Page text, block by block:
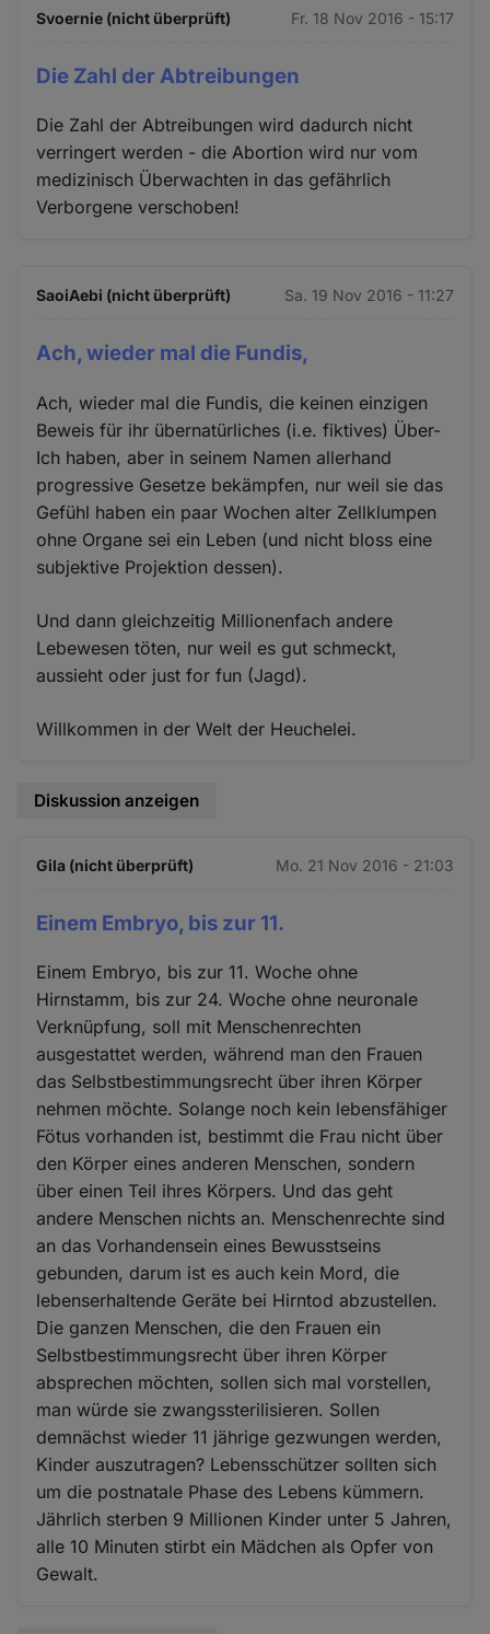
Svoernie (nicht überprüft) Fr. 18 Nov 2016 - 15:17
Die Zahl der Abtreibungen
Die Zahl der Abtreibungen wird dadurch nicht
verringert werden - die Abortion wird nur vom
medizinisch Überwachten in das gefährlich
Verborgene verschoben!
SaoiAebi (nicht überprüft) Sa. 19 Nov 2016 - 11:27
Ach, wieder mal die Fundis,
Ach, wieder mal die Fundis, die keinen einzigen
Beweis für ihr übernatürliches (i.e. fiktives) Über-
Ich haben, aber in seinem Namen allerhand
progressive Gesetze bekämpfen, nur weil sie das
Gefühl haben ein paar Wochen alter Zellklumpen
ohne Organe sei ein Leben (und nicht bloss eine
subjektive Projektion dessen).
Und dann gleichzeitig Millionenfach andere
Lebewesen töten, nur weil es gut schmeckt,
aussieht oder just for fun (Jagd).
Willkommen in der Welt der Heuchelei.
Diskussion anzeigen
Gila (nicht überprüft) Mo. 21 Nov 2016 - 21:03
Einem Embryo, bis zur 11.
Einem Embryo, bis zur 11. Woche ohne
Hirnstamm, bis zur 24. Woche ohne neuronale
Verknüpfung, soll mit Menschenrechten
ausgestattet werden, während man den Frauen
das Selbstbestimmungsrecht über ihren Körper
nehmen möchte. Solange noch kein lebensfähiger
Fötus vorhanden ist, bestimmt die Frau nicht über
den Körper eines anderen Menschen, sondern
über einen Teil ihres Körpers. Und das geht
andere Menschen nichts an. Menschenrechte sind
an das Vorhandensein eines Bewusstseins
gebunden, darum ist es auch kein Mord, die
lebenserhaltende Geräte bei Hirntod abzustellen.
Die ganzen Menschen, die den Frauen ein
Selbstbestimmungsrecht über ihren Körper
absprechen möchten, sollen sich mal vorstellen,
man würde sie zwangssterilisieren. Sollen
demnächst wieder 11 jährige gezwungen werden,
Kinder auszutragen? Lebensschützer sollten sich
um die postnatale Phase des Lebens kümmern.
Jährlich sterben 9 Millionen Kinder unter 5 Jahren,
alle 10 Minuten stirbt ein Mädchen als Opfer von
Gewalt.
Cookies